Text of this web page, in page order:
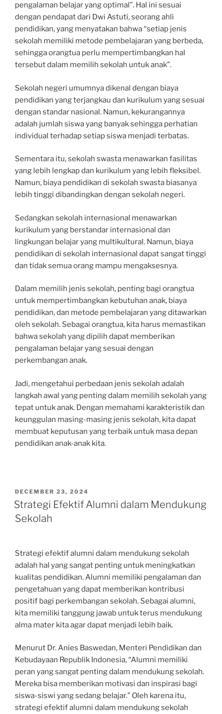
pengalaman belajar yang optimal”. Hal ini sesuai
dengan pendapat dari Dwi Astuti, seorang ahli
pendidikan, yang menyatakan bahwa “setiap jenis
sekolah memiliki metode pembelajaran yang berbeda,
sehingga orangtua perlu mempertimbangkan hal
tersebut dalam memilih sekolah untuk anak”.
Sekolah negeri umumnya dikenal dengan biaya
pendidikan yang terjangkau dan kurikulum yang sesuai
dengan standar nasional. Namun, kekurangannya
adalah jumlah siswa yang banyak sehingga perhatian
individual terhadap setiap siswa menjadi terbatas.
Sementara itu, sekolah swasta menawarkan fasilitas
yang lebih lengkap dan kurikulum yang lebih fleksibel.
Namun, biaya pendidikan di sekolah swasta biasanya
lebih tinggi dibandingkan dengan sekolah negeri.
Sedangkan sekolah internasional menawarkan
kurikulum yang berstandar internasional dan
lingkungan belajar yang multikultural. Namun, biaya
pendidikan di sekolah internasional dapat sangat tinggi
dan tidak semua orang mampu mengaksesnya.
Dalam memilih jenis sekolah, penting bagi orangtua
untuk mempertimbangkan kebutuhan anak, biaya
pendidikan, dan metode pembelajaran yang ditawarkan
oleh sekolah. Sebagai orangtua, kita harus memastikan
bahwa sekolah yang dipilih dapat memberikan
pengalaman belajar yang sesuai dengan
perkembangan anak.
Jadi, mengetahui perbedaan jenis sekolah adalah
langkah awal yang penting dalam memilih sekolah yang
tepat untuk anak. Dengan memahami karakteristik dan
keunggulan masing-masing jenis sekolah, kita dapat
membuat keputusan yang terbaik untuk masa depan
pendidikan anak-anak kita.
POSTED
ON
DECEMBER 23, 2024
Strategi Efektif Alumni dalam Mendukung
Sekolah
Strategi efektif alumni dalam mendukung sekolah
adalah hal yang sangat penting untuk meningkatkan
kualitas pendidikan. Alumni memiliki pengalaman dan
pengetahuan yang dapat memberikan kontribusi
positif bagi perkembangan sekolah. Sebagai alumni,
kita memiliki tanggung jawab untuk terus mendukung
alma mater kita agar dapat menjadi lebih baik.
Menurut Dr. Anies Baswedan, Menteri Pendidikan dan
Kebudayaan Republik Indonesia, “Alumni memiliki
peran yang sangat penting dalam mendukung sekolah.
Mereka bisa memberikan motivasi dan inspirasi bagi
siswa-siswi yang sedang belajar.” Oleh karena itu,
strategi efektif alumni dalam mendukung sekolah